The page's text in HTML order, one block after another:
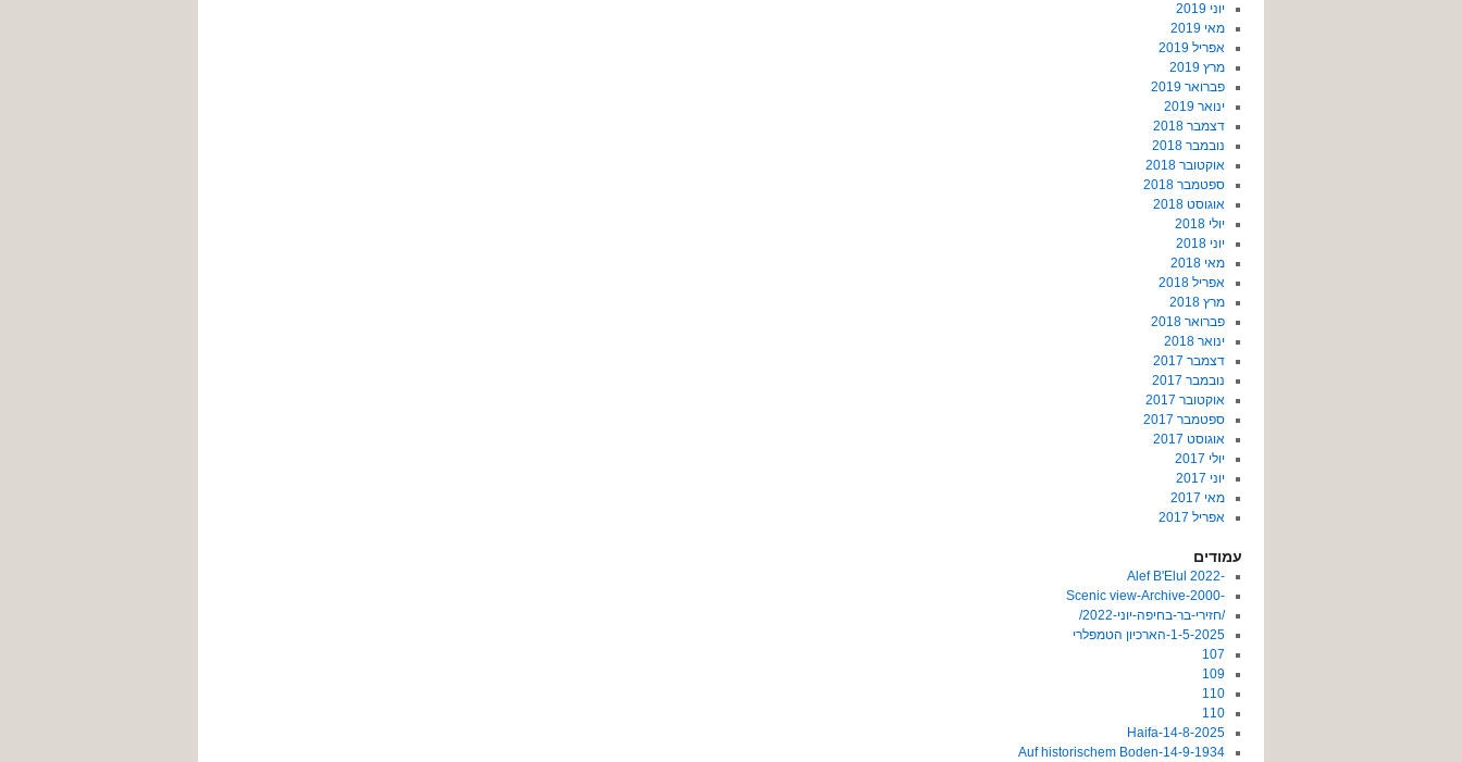
יוני 2019
מאי 2019
אפריל 2019
מרץ 2019
פברואר 2019
ינואר 2019
דצמבר 2018
נובמבר 2018
אוקטובר 2018
ספטמבר 2018
אוגוסט 2018
יולי 2018
יוני 2018
מאי 2018
אפריל 2018
מרץ 2018
פברואר 2018
ינואר 2018
דצמבר 2017
נובמבר 2017
אוקטובר 2017
ספטמבר 2017
אוגוסט 2017
יולי 2017
יוני 2017
מאי 2017
אפריל 2017
עמודים
-2022 Alef B'Elul
-Scenic view-Archive-2000
/חזירי-בר-בחיפה-יוני-2022/
1-5-2025-הארכיון הטמפלרי
107
109
110
110
14-8-2025-Haifa
14-9-1934-Auf historischem Boden